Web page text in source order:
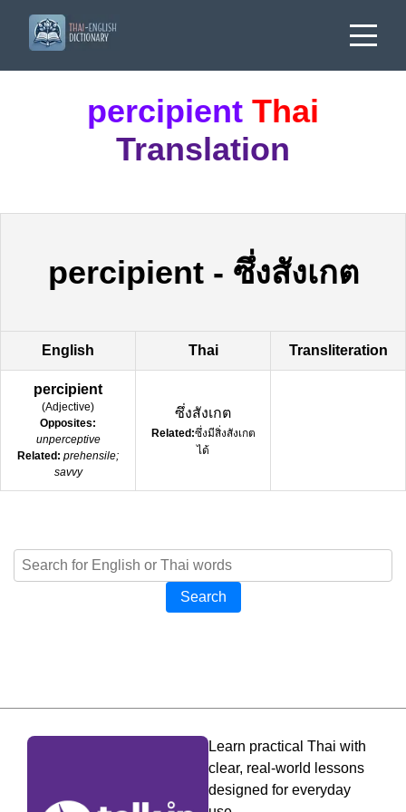
percipient Thai
Translation
percipient- ซึ่งสังเกต
English Thai Transliteration
percipient
(Adjective)
Opposites:
unperceptive
Related: prehensile;
savvy
ซึ่งสังเกต
Related:ซึ่งมีสิ่งสังเกต
ได้
Search
Learn practical Thai with
clear, real-world lessons
designed for everyday